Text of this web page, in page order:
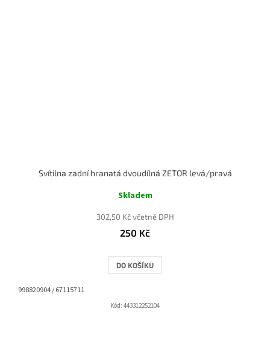
Svítilna zadní hranatá dvoudílná ZETOR levá/pravá
Skladem
302,50 Kč včetně DPH
250 Kč
DO KOŠÍKU
998820904 / 67115711
Kód: 443312252104